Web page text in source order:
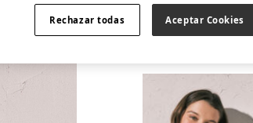
49,98 € Ahorras 37,00 €
TODO EL LOOK: -10%
Rechazar todas Aceptar Cookies